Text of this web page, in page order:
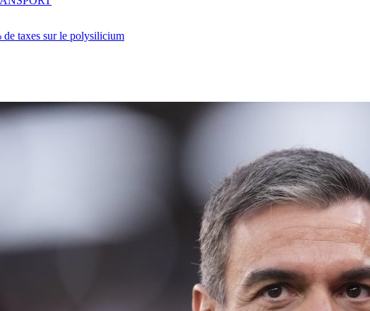
de taxes sur le polysilicium